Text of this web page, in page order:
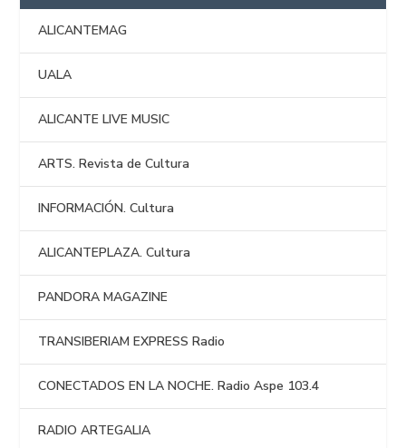
ALICANTEMAG
UALA
ALICANTE LIVE MUSIC
ARTS. Revista de Cultura
INFORMACIÓN. Cultura
ALICANTEPLAZA. Cultura
PANDORA MAGAZINE
TRANSIBERIAM EXPRESS Radio
CONECTADOS EN LA NOCHE. Radio Aspe 103.4
RADIO ARTEGALIA